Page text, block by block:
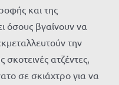
και της
όσους βγαίνουν να
την
σκοτεινές ατζέντες,
σε σκιάχτρο για να